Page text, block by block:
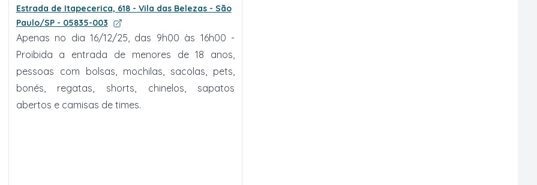
Estrada de Itapecerica, 618 - Vila das Belezas - São
Paulo/SP - 05835-003
Apenas no dia 16/12/25, das 9h00 às 16h00 -
Proibida a entrada de menores de 18 anos,
pessoas com bolsas, mochilas, sacolas, pets,
bonés, regatas, shorts, chinelos, sapatos
abertos e camisas de times.